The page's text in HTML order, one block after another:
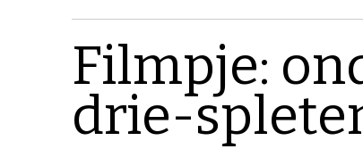
Filmpje:
drie-